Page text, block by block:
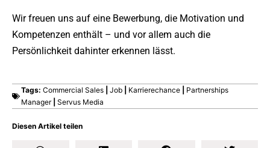
Diesen Artikel teilen
Wir freuen uns auf eine Bewerbung, die Motivation und
Kompetenzen enthält – und vor allem auch die
Persönlichkeit dahinter erkennen lässt.
Tags: Commercial Sales Job Karrierechance
Partnerships
Manager| Servus Media